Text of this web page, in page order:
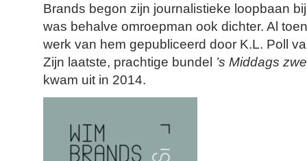
Brands begon zijn journalistieke loopbaan
was behalve omroepman ook dichter. Al
werk van hem gepubliceerd door K.L. Poll
Zijn laatste, prachtige bundel ’s Middags
kwam uit in 2014.